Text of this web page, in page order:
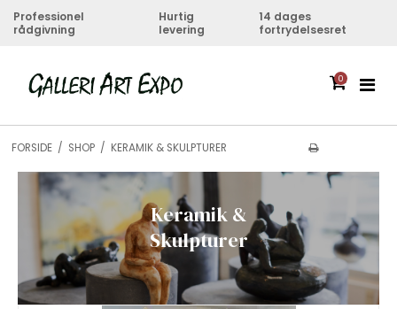
Professionel
rådgivning
Hurtig
levering
14 dages
fortrydelsesret
0
FORSIDE / SHOP / KERAMIK & SKULPTURER
Keramik &
Skulpturer